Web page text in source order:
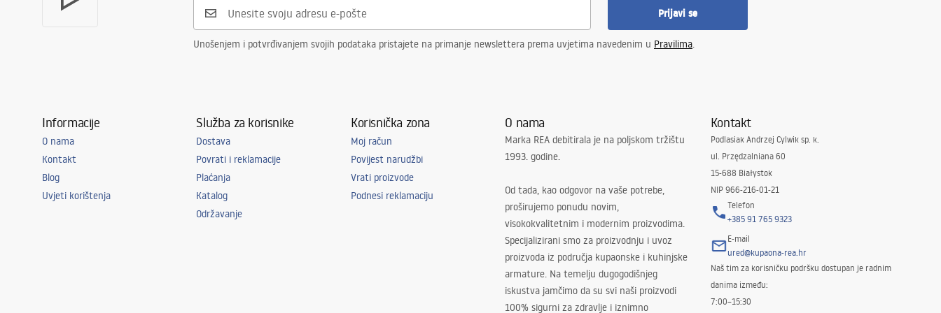
Jamstvo
24 mjesecainstrukce k instalaci
manual - CZ.pdf
montavimo instrukcijos
Інструкції з Інсталяції
Prijavi se
Unošenjem i potvrđivanjem svojih podataka pristajete na primanje newslettera prema uvjetima navedenim u Pravilima.
Informacije
O nama
Kontakt
Blog
Uvjeti korištenja
Služba za korisnike
Dostava
Povrati i reklamacije
Plaćanja
Katalog
Održavanje
Korisnička zona
Moj račun
Povijest narudžbi
Vrati proizvode
Podnesi reklamaciju
O nama
Marka REA debitirala je na poljskom tržištu
1993. godine.
Od tada, kao odgovor na vaše potrebe,
proširujemo ponudu novim,
visokokvalitetnim i modernim proizvodima.
Specijalizirani smo za proizvodnju i uvoz
proizvoda iz područja kupaonske i kuhinjske
armature. Na temelju dugogodišnjeg
iskustva jamčimo da su svi naši proizvodi
100% sigurni za zdravlje i iznimno
Kontakt
Podlasiak Andrzej Cylwik sp. k.
ul. Przędzalniana 60
15-688 Białystok
NIP 966-216-01-21
Telefon
+385 91 765 9323
E-mail
ured@kupaona-rea.hr
Naš tim za korisničku podršku dostupan je radnim
danima između:
7:00–15:30